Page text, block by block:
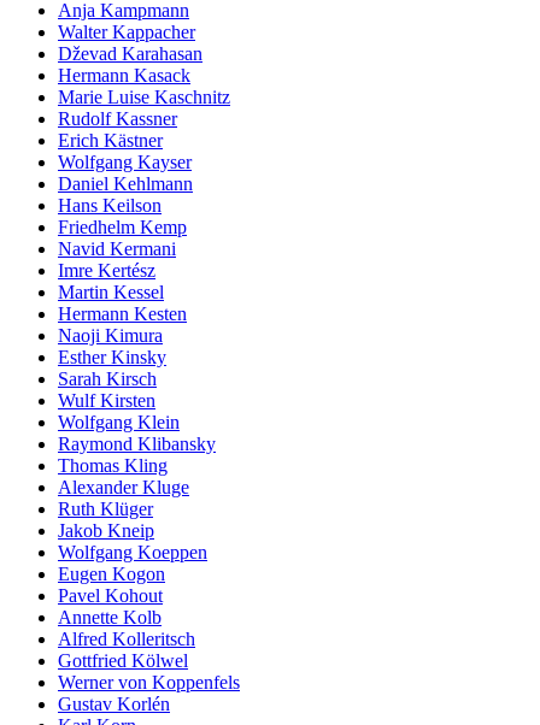
Anja Kampmann
Walter Kappacher
Dževad Karahasan
Hermann Kasack
Marie Luise Kaschnitz
Rudolf Kassner
Erich Kästner
Wolfgang Kayser
Daniel Kehlmann
Hans Keilson
Friedhelm Kemp
Navid Kermani
Imre Kertész
Martin Kessel
Hermann Kesten
Naoji Kimura
Esther Kinsky
Sarah Kirsch
Wulf Kirsten
Wolfgang Klein
Raymond Klibansky
Thomas Kling
Alexander Kluge
Ruth Klüger
Jakob Kneip
Wolfgang Koeppen
Eugen Kogon
Pavel Kohout
Annette Kolb
Alfred Kolleritsch
Gottfried Kölwel
Werner von Koppenfels
Gustav Korlén